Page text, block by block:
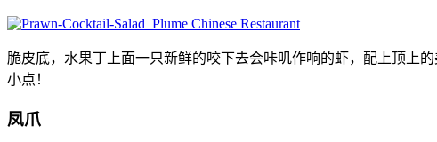
脆皮底，水果丁上面一只新鲜的咬下去会咔叽作响的虾，配上顶
小点！
凤爪